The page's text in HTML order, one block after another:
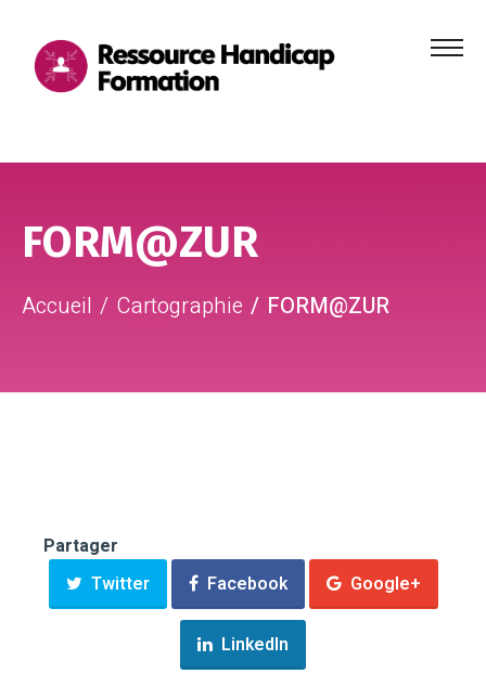
Menu
FORM@ZUR
Accueil Cartographie FORM@ZUR
Partager
Twitter
Facebook Google+
LinkedIn